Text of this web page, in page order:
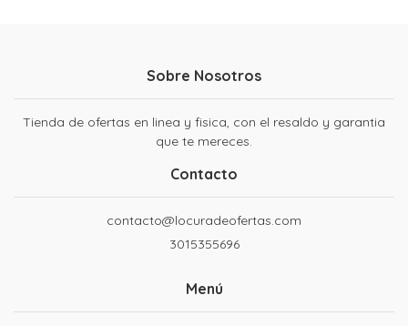
Sobre Nosotros
Tienda de ofertas en linea y fisica, con el resaldo y garantia
que te mereces.
Contacto
contacto@locuradeofertas.com
3015355696
Menú